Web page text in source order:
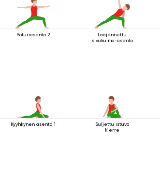
Soturiasento 2
Laajennettu
sivukulma-asento
Kyyhkynen asento 1
Suljettu istuva
kierre